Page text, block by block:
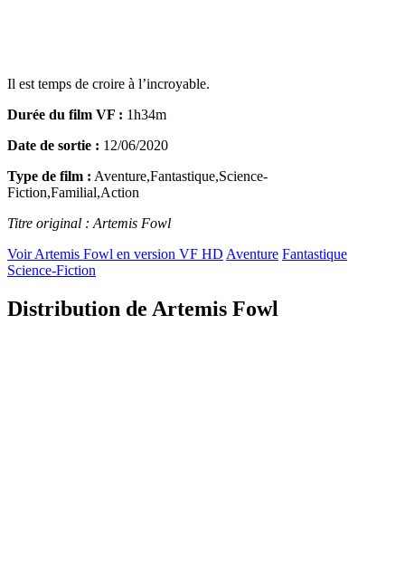
Il est temps de croire à l’incroyable.
Durée du film VF : 1h34m
Date de sortie : 12/06/2020
Type de film : Aventure,Fantastique,Science-
Fiction,Familial,Action
Titre original : Artemis Fowl
Voir Artemis Fowl en version VF HD Aventure Fantastique
Science-Fiction
Distribution de Artemis Fowl